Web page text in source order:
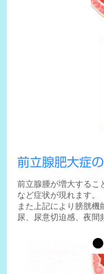
前立腺肥大症
前立腺腫が増大するこ
など症状が現れます。
また上記により膀胱
尿、尿意切迫感、夜間